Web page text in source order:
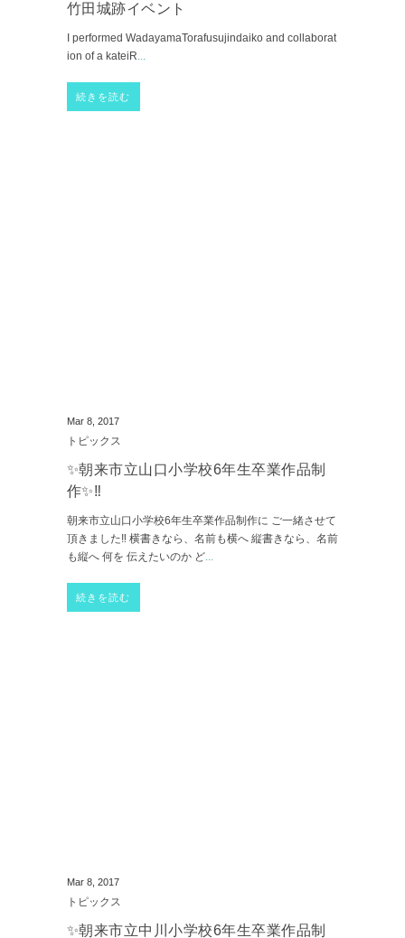
竹田城跡イベント
I performed WadayamaTorafusujindaiko and collaborat
ion of a kateiR...
続きを読む
Mar 8, 2017
トピックス
✨朝来市立山口小学校6年生卒業作品制
作✨‼️
朝来市立山口小学校6年生卒業作品制作に ご一緒させて
頂きました‼️ 横書きなら、名前も横へ 縦書きなら、名前
も縦へ 何を 伝えたいのか ど...
続きを読む
Mar 8, 2017
トピックス
✨朝来市立中川小学校6年生卒業作品制